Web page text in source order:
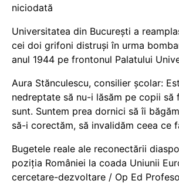
niciodată
Universitatea din București a
cei doi grifoni distruși în urma
anul 1944 pe frontonul Palatului
Aura Stănculescu, consilier școlar:
nedreptate să nu-i lăsăm pe copii să
sunt. Suntem prea dornici să îi
să-i corectăm, să invalidăm ceea ce
Bugetele reale ale reconectării
poziția României la coada Uniunii
cercetare-dezvoltare / Op Ed